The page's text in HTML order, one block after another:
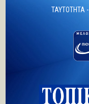
TAYTOTHTA -